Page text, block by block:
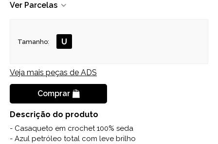
Ver Parcelas
Tamanho: U
Veja mais peças de ADS
Comprar
Descrição do produto
- Casaqueto em crochet 100% seda
- Azul petróleo total com leve brilho